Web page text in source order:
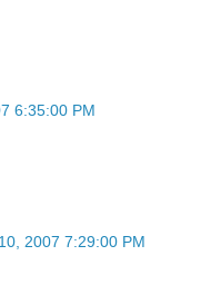
6:35:00 PM
2007 7:29:00 PM